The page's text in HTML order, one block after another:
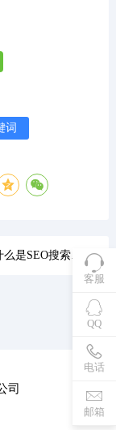
词
什么是SEO搜索引擎优化?
客服
QQ
电话
邮箱
司